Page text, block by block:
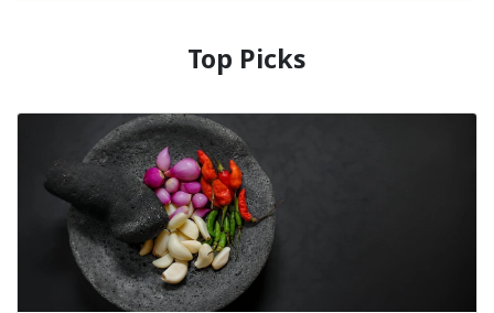
Top Picks